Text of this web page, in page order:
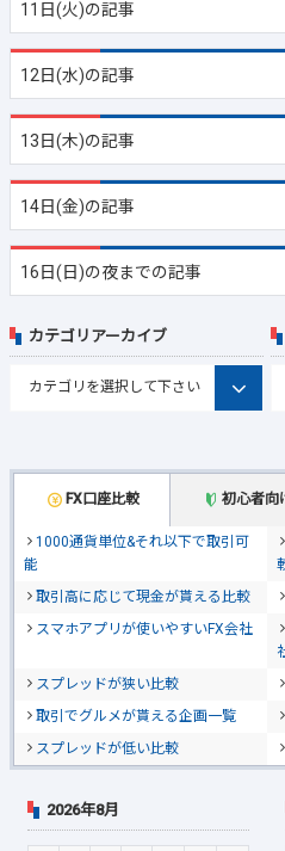
11日(火)の記事
12日(水)の記事
13日(木)の記事
14日(金)の記事
16日(日)の夜までの記事
FX口座比較 初心者向
1000通貨単位&それ以下で取引可
能
取引高に応じて現金が貰える比較
スマホアプリが使いやすいFX会社
スプレッドが狭い比較
取引でグルメが貰える企画一覧
スプレッドが低い比較
カテゴリアーカイブ
2026年8月